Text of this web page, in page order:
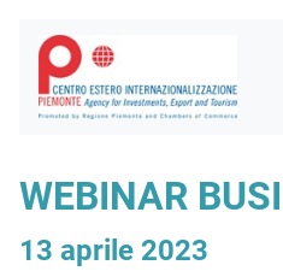
WEBINAR
13 aprile 2023